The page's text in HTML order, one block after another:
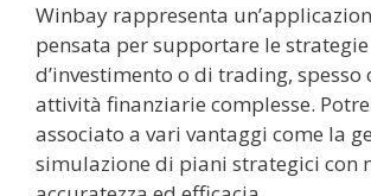
Winbay rappresenta
pensata per supportare le strategie
d’investimento o di trading, spesso
attività finanziarie complesse.
associato a vari vantaggi come la
simulazione di piani strategici con